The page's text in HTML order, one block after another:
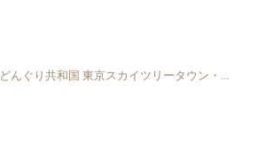
どんぐり共和国 東京スカイツリータウン・...